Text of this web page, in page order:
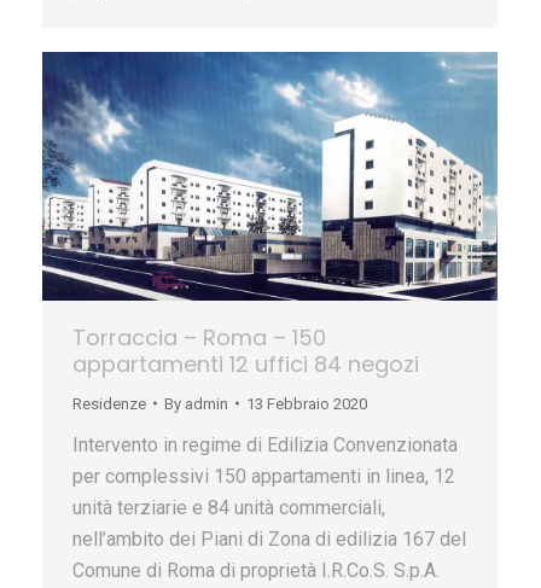
Torraccia – Roma – 150
appartamenti 12 uffici 84 negozi
Residenze By admin 13 Febbraio 2020
Intervento in regime di Edilizia Convenzionata
per complessivi 150 appartamenti in linea, 12
unità terziarie e 84 unità commerciali,
nell’ambito dei Piani di Zona di edilizia 167 del
Comune di Roma di proprietà I.R.Co.S. S.p.A.